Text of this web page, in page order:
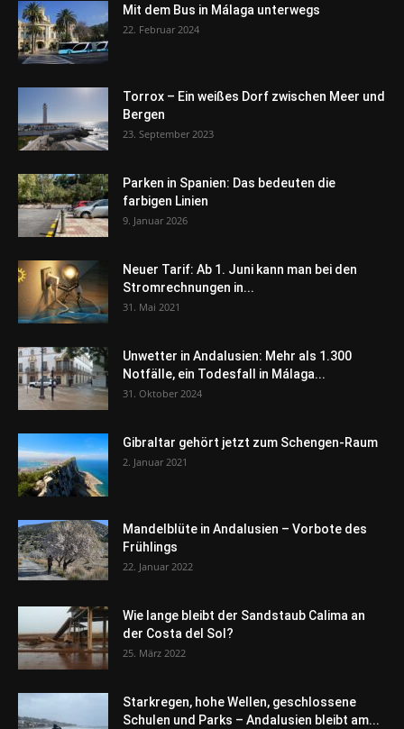
Mit dem Bus in Málaga unterwegs
22. Februar 2024
Torrox – Ein weißes Dorf zwischen Meer und
Bergen
23. September 2023
Parken in Spanien: Das bedeuten die
farbigen Linien
9. Januar 2026
Neuer Tarif: Ab 1. Juni kann man bei den
Stromrechnungen in...
31. Mai 2021
Unwetter in Andalusien: Mehr als 1.300
Notfälle, ein Todesfall in Málaga...
31. Oktober 2024
Gibraltar gehört jetzt zum Schengen-Raum
2. Januar 2021
Mandelblüte in Andalusien – Vorbote des
Frühlings
22. Januar 2022
Wie lange bleibt der Sandstaub Calima an
der Costa del Sol?
25. März 2022
Starkregen, hohe Wellen, geschlossene
Schulen und Parks – Andalusien bleibt am...